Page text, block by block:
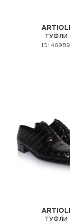
ARTIOLI
ТУФЛИ
ID: 46989
ARTIOLI
ТУФЛИ